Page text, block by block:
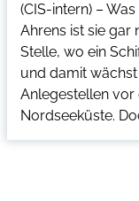
(CIS-intern) –
Ahrens ist sie gar
Stelle, wo ein
und damit
Anlegestellen vor
Nordseeküste.